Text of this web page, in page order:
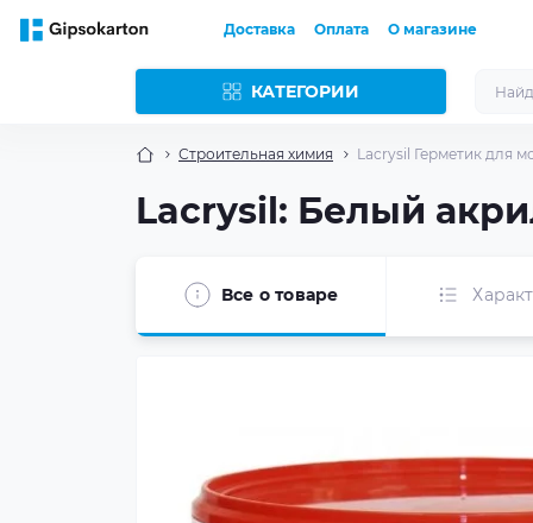
Доставка Оплата О магазине
КАТЕГОРИИ
Строительная химия Lacrysil Герметик для
Lacrysil: Белый
Все о товаре